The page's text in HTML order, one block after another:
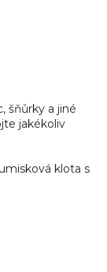
šňůrky a jiné
jakékoliv
klota s